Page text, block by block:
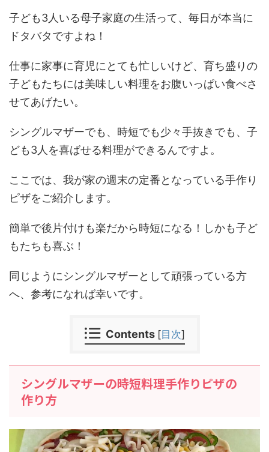
子ども3人いる母子家庭の生活って、毎日が本当に
ドタバタですよね！
仕事に家事に育児にとても忙しいけど、育ち盛りの
子どもたちには美味しい料理をお腹いっぱい食べさ
せてあげたい。
シングルマザーでも、時短でも少々手抜きでも、子
ども3人を喜ばせる料理ができるんですよ。
ここでは、我が家の週末の定番となっている手作り
ピザをご紹介します。
簡単で後片付けも楽だから時短になる！しかも子ど
もたちも喜ぶ！
同じようにシングルマザーとして頑張っている方
へ、参考になれば幸いです。
Contents [目次]
シングルマザーの時短料理手作りピザの
作り方